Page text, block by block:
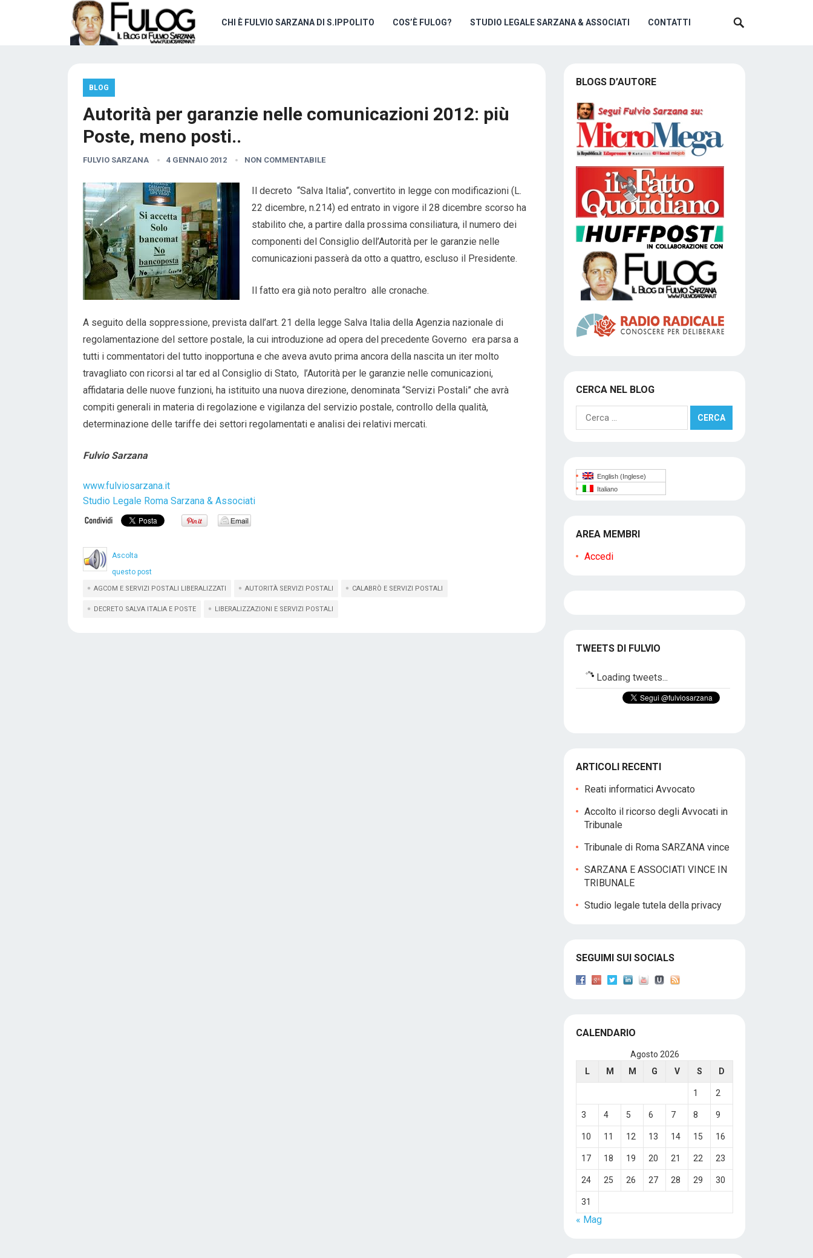
CHI È FULVIO SARZANA DI S.IPPOLITO COS’È FULOG? STUDIO LEGALE SARZANA & ASSOCIATI CONTATTI
BLOG
Autorità per garanzie nelle comunicazioni 2012: più
Poste, meno posti..
FULVIO SARZANA 4 GENNAIO 2012 NON COMMENTABILE
Il decreto “Salva Italia”, convertito in legge con modificazioni (L.
22 dicembre, n.214) ed entrato in vigore il 28 dicembre scorso ha
stabilito che, a partire dalla prossima consiliatura, il numero dei
componenti del Consiglio dell’Autorità per le garanzie nelle
comunicazioni passerà da otto a quattro, escluso il Presidente.
Il fatto era già noto peraltro alle cronache.
A seguito della soppressione, prevista dall’art. 21 della legge Salva Italia della Agenzia nazionale di
regolamentazione del settore postale, la cui introduzione ad opera del precedente Governo era parsa a
tutti i commentatori del tutto inopportuna e che aveva avuto prima ancora della nascita un iter molto
travagliato con ricorsi al tar ed al Consiglio di Stato, l’Autorità per le garanzie nelle comunicazioni,
affidataria delle nuove funzioni, ha istituito una nuova direzione, denominata “Servizi Postali” che avrà
compiti generali in materia di regolazione e vigilanza del servizio postale, controllo della qualità,
determinazione delle tariffe dei settori regolamentati e analisi dei relativi mercati.
Fulvio Sarzana
www.fulviosarzana.it
Studio Legale Roma Sarzana & Associati
Ascolta
questo post
AGCOM E SERVIZI POSTALI LIBERALIZZATI AUTORITÀ SERVIZI POSTALI CALABRÒ E SERVIZI POSTALI
DECRETO SALVA ITALIA E POSTE LIBERALIZZAZIONI E SERVIZI POSTALI
BLOGS D’AUTORE
CERCA NEL BLOG
Ricerca
per:
English (Inglese)
Italiano
AREA MEMBRI
Accedi
TWEETS DI FULVIO
Loading tweets...
ARTICOLI RECENTI
Reati informatici Avvocato
Accolto il ricorso degli Avvocati in
Tribunale
Tribunale di Roma SARZANA vince
SARZANA E ASSOCIATI VINCE IN
TRIBUNALE
Studio legale tutela della privacy
SEGUIMI SUI SOCIALS
CALENDARIO
Agosto 2026
L
M M G V S D
1 2
3 4 5 6 7 8 9
10 11 12 13 14 15 16
17 18 19 20 21 22 23
24 25 26 27 28 29 30
31
« Mag